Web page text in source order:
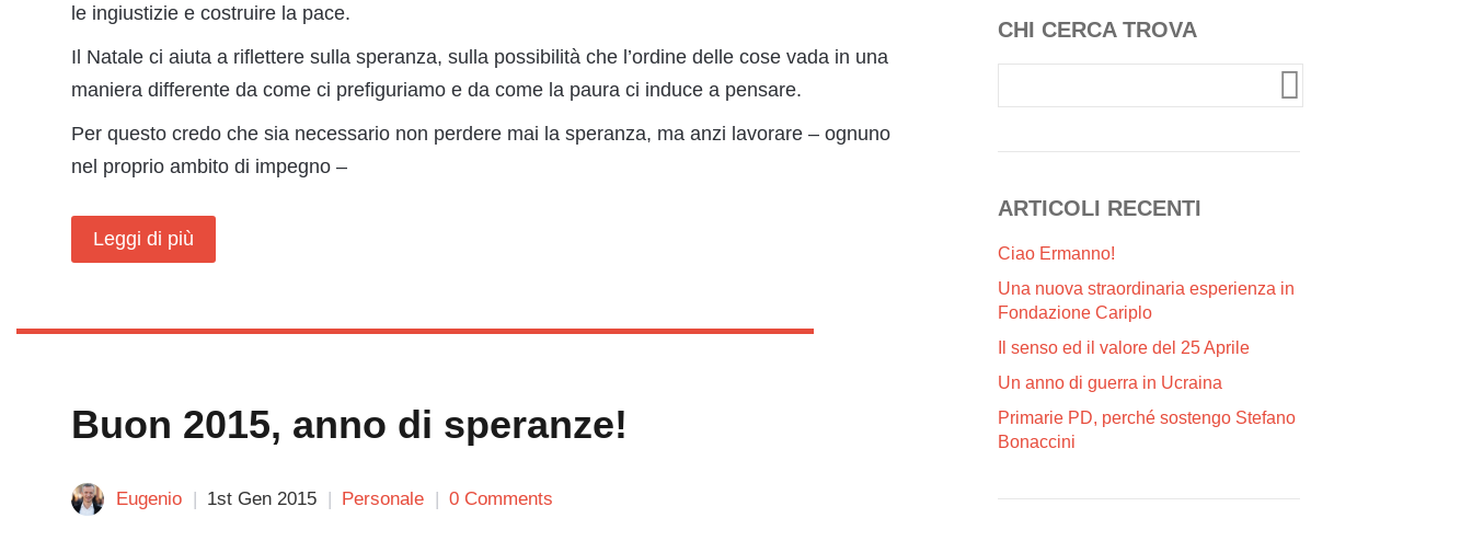
le ingiustizie e costruire la pace.
Il Natale ci aiuta a riflettere sulla speranza, sulla possibilità che l’ordine delle cose vada in una
maniera differente da come ci prefiguriamo e da come la paura ci induce a pensare.
Per questo credo che sia necessario non perdere mai la speranza, ma anzi lavorare – ognuno
nel proprio ambito di impegno –
Leggi di più
Buon 2015, anno di speranze!
Eugenio 1st Gen 2015 Personale 0 Comments
CHI CERCA TROVA
ARTICOLI RECENTI
Ciao Ermanno!
Una nuova straordinaria esperienza in
Fondazione Cariplo
Il senso ed il valore del 25 Aprile
Un anno di guerra in Ucraina
Primarie PD, perché sostengo Stefano
Bonaccini